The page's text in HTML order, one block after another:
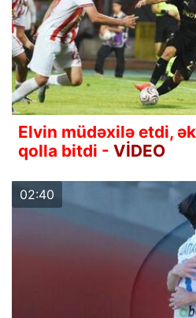
Elvin müdəxilə etdi,
qolla bitdi - VİDEO
02:40